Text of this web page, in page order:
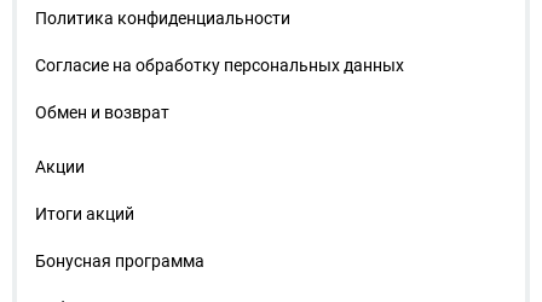
Политика конфиденциальности
Согласие на обработку персональных данных
Обмен и возврат
Акции
Итоги акций
Бонусная программа